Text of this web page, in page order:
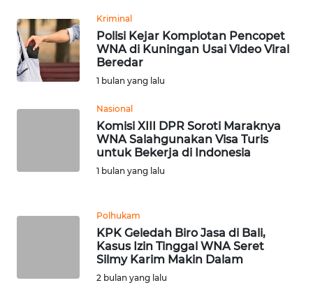
Kriminal
Polisi Kejar Komplotan Pencopet
WNA di Kuningan Usai Video Viral
Beredar
1 bulan yang lalu
Nasional
Komisi XIII DPR Soroti Maraknya
WNA Salahgunakan Visa Turis
untuk Bekerja di Indonesia
1 bulan yang lalu
Polhukam
KPK Geledah Biro Jasa di Bali,
Kasus Izin Tinggal WNA Seret
Silmy Karim Makin Dalam
2 bulan yang lalu
INFO
IKLAN
TENTANG